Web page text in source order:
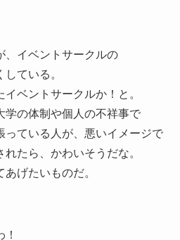
、イベントサークルの
ている。
イベントサークルか！と。
学の体制や個人の不祥事で
っている人が、悪いイメージで
たら、かわいそうだな。
あげたいものだ。